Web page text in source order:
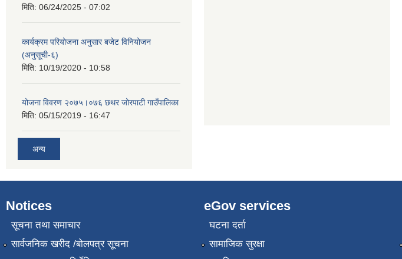
मिति: 06/24/2025 - 07:02
कार्यक्रम परियोजना अनुसार बजेट विनियोजन
(अनुसूची-६)
मिति: 10/19/2020 - 10:58
योजना विवरण २०७५।०७६ छथर जोरपाटी गाउँपालिका
मिति: 05/15/2019 - 16:47
अन्य
Notices
सूचना तथा समाचार
सार्वजनिक खरीद /बोलपत्र सूचना
eGov services
घटना दर्ता
सामाजिक सुरक्षा